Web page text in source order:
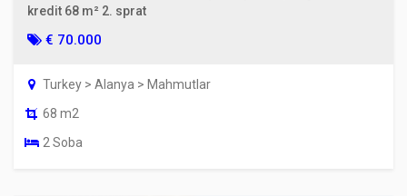
kredit 68 m² 2. sprat
€ 70.000
Turkey > Alanya > Mahmutlar
68 m2
2 Soba